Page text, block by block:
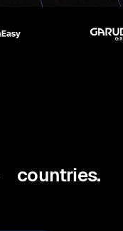
countries.